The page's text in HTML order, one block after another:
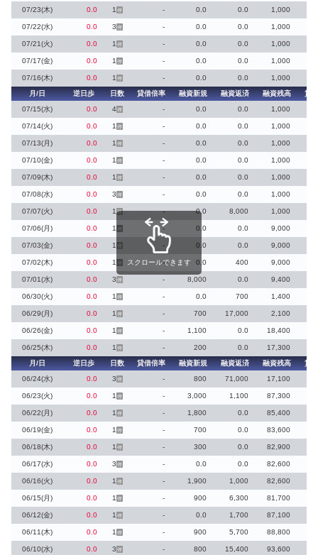
07/23(木) 0.0 1 停 - 0.0 0.0 1,000
07/22(水) 0.0 3 停 - 0.0 0.0 1,000
07/21(火) 0.0 1 停 - 0.0 0.0 1,000
07/17(金) 0.0 1 停 - 0.0 0.0 1,000
07/16(木) 0.0 1 停 - 0.0 0.0
1,000
月/日
逆日歩 日数 貸借倍率 融資新規 融資返済 融資残高
貸
07/15(水)
0.0 4 停 - 0.0 0.0 1,000
07/14(火) 0.0 1 停 - 0.0 0.0 1,000
07/13(月) 0.0 1 停 - 0.0 0.0 1,000
07/10(金) 0.0 1 停 - 0.0 0.0 1,000
07/09(木) 0.0 1 停 - 0.0 0.0 1,000
07/08(水) 0.0 3 停 - 0.0 0.0 1,000
07/07(火) 0.0 1 停 - 0.0 8,000 1,000
07/06(月) 0.0 1 停 - 0.0 0.0 9,000
07/03(金) 0.0 1 停 - 0.0 0.0 9,000
07/02(木) 0.0 1 停 - 0.0 400 9,000
07/01(水) 0.0 3 停 - 8,000 0.0 9,400
06/30(火) 0.0 1 停 - 0.0 700 1,400
06/29(月) 0.0 1 停 - 700 17,000 2,100
06/26(金) 0.0 1 停 - 1,100 0.0 18,400
06/25(木) 0.0 1 停 - 200 0.0
17,300
月/日
逆日歩 日数 貸借倍率 融資新規 融資返済 融資残高
貸
06/24(水)
0.0 3 停 - 800 71,000 17,100
06/23(火) 0.0 1 停 - 3,000 1,100 87,300
06/22(月) 0.0 1 停 - 1,800 0.0 85,400
06/19(金) 0.0 1 停 - 700 0.0 83,600
06/18(木) 0.0 1 停 - 300 0.0 82,900
06/17(水) 0.0 3 停 - 0.0 0.0 82,600
06/16(火) 0.0 1 停 - 1,900 1,000 82,600
06/15(月) 0.0 1 停 - 900 6,300 81,700
06/12(金) 0.0 1 停 - 0.0 1,700 87,100
06/11(木) 0.0 1 停 - 900 5,700 88,800
06/10(水) 0.0 3 停 - 800 15,400 93,600
スクロールできます